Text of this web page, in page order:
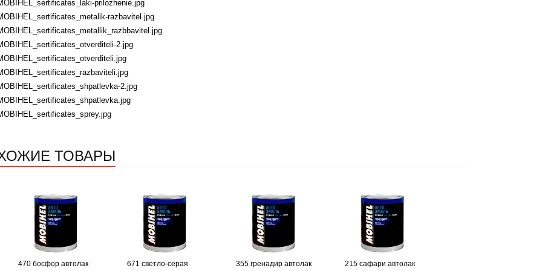
prilozhenie.jpg
razbavitel.jpg
2.jpg
2.jpg
ТОВАРЫ
470 босфор автолак
671 светло-серая
355 гренадир автолак
215 сафари автолак